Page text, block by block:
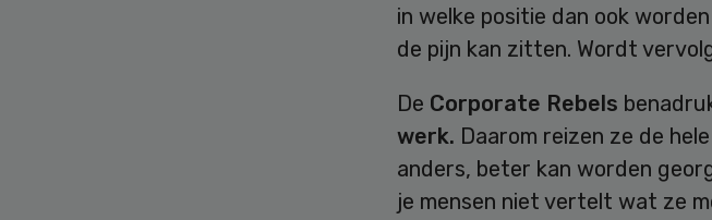
in welke positie dan ook
de pijn kan zitten. Wordt
De Corporate Rebels
werk. Daarom reizen ze de
anders, beter kan worden
je mensen niet vertelt wat ze